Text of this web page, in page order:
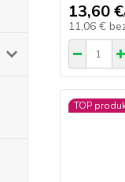
13,60 €
11,06 €
TOP